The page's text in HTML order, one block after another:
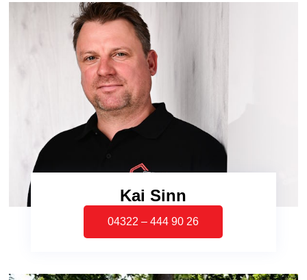
Kai Sinn
04322 – 444 90 26